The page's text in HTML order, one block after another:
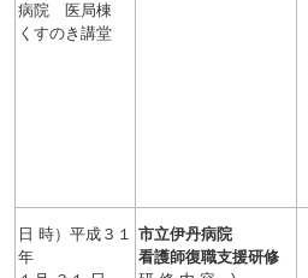
病院 医局棟
くすのき講堂
日 時）平成３１
年
市立伊丹病院
看護師復職支援研修